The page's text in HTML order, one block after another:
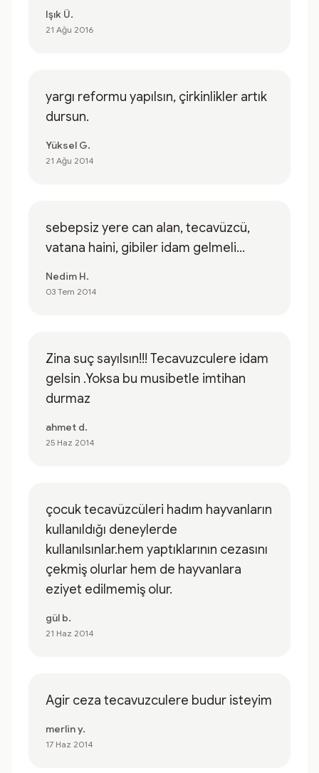
Işık Ü.
21 Ağu 2016
yargı reformu yapılsın, çirkinlikler artık
dursun.
Yüksel G.
21 Ağu 2014
sebepsiz yere can alan, tecavüzcü,
vatana haini, gibiler idam gelmeli...
Nedim H.
03 Tem 2014
Zina suç sayılsın!!! Tecavuzculere idam
gelsin .Yoksa bu musibetle imtihan
durmaz
ahmet d.
25 Haz 2014
çocuk tecavüzcüleri hadım hayvanların
kullanıldığı deneylerde
kullanılsınlar.hem yaptıklarının cezasını
çekmiş olurlar hem de hayvanlara
eziyet edilmemiş olur.
gül b.
21 Haz 2014
Agir ceza tecavuzculere budur isteyim
merlin y.
17 Haz 2014